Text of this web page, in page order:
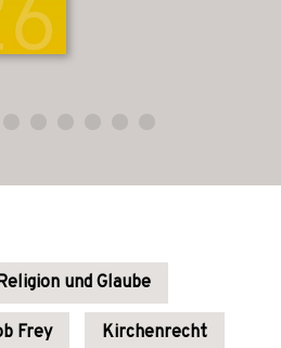
und Glaube
Frey Kirchenrecht